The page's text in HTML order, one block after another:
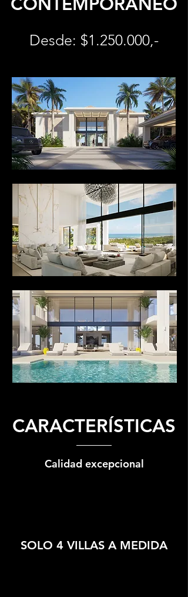
Desde: $1.250.000,-
CARACTERÍSTICAS
Calidad excepcional
SOLO 4 VILLAS A MEDIDA